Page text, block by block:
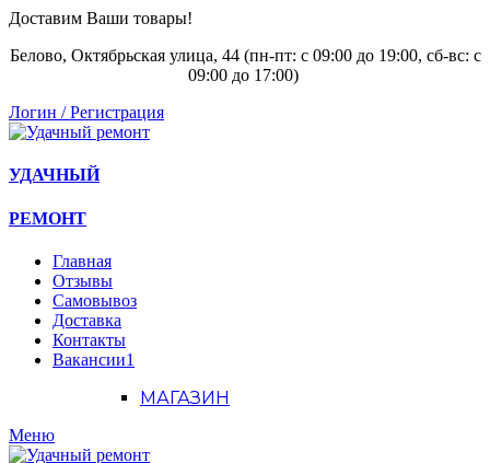
Доставим Ваши товары!
Белово, Октябрьская улица, 44 (пн-пт: с 09:00 до 19:00, сб-вс: с
09:00 до 17:00)
Логин / Регистрация
УДАЧНЫЙ
РЕМОНТ
Главная
Отзывы
Самовывоз
Доставка
Контакты
Вакансии1
МАГАЗИН
Меню